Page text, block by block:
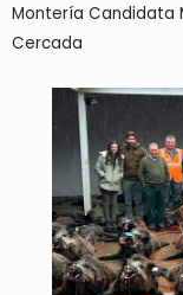
Montería Candidata
Cercada